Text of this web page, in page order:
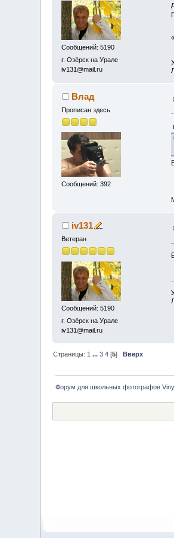
Сообщений: 5190
г. Озёрск на Урале
iv131@mail.ru
«
Влад
Прописан здесь
Сообщений: 392
iv131
Ветеран
Сообщений: 5190
г. Озёрск на Урале
iv131@mail.ru
Страницы: 1 ...3 4 [5]Вверх
Форум для школьных фотографов